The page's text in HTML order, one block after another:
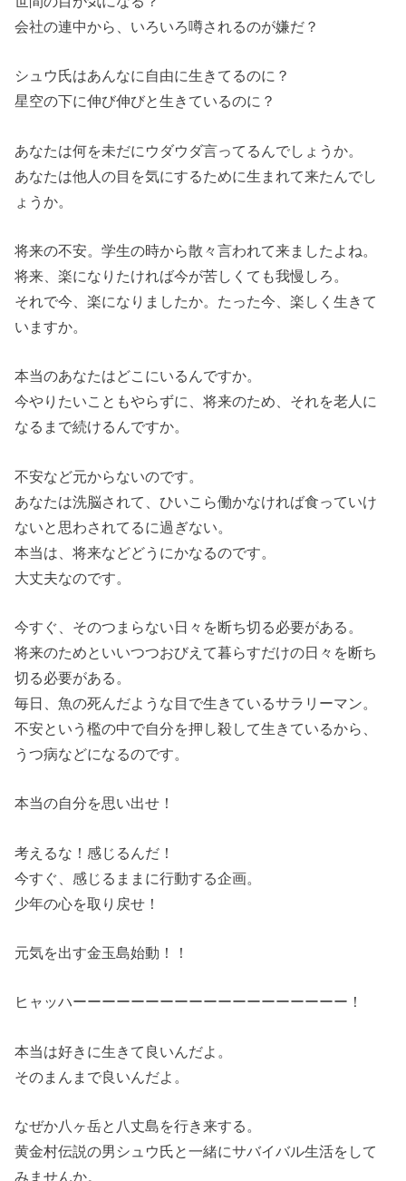
会社の連中から、いろいろ噂されるのが嫌だ？
シュウ氏はあんなに自由に生きてるのに？
星空の下に伸び伸びと生きているのに？
あなたは何を未だにウダウダ言ってるんでしょうか。
あなたは他人の目を気にするために生まれて来たんでし
ょうか。
将来の不安。学生の時から散々言われて来ましたよね。
将来、楽になりたければ今が苦しくても我慢しろ。
それで今、楽になりましたか。たった今、楽しく生きて
いますか。
本当のあなたはどこにいるんですか。
今やりたいこともやらずに、将来のため、それを老人に
なるまで続けるんですか。
不安など元からないのです。
あなたは洗脳されて、ひいこら働かなければ食っていけ
ないと思わされてるに過ぎない。
本当は、将来などどうにかなるのです。
大丈夫なのです。
今すぐ、そのつまらない日々を断ち切る必要がある。
将来のためといいつつおびえて暮らすだけの日々を断ち
切る必要がある。
毎日、魚の死んだような目で生きているサラリーマン。
不安という檻の中で自分を押し殺して生きているから、
うつ病などになるのです。
本当の自分を思い出せ！
考えるな！感じるんだ！
今すぐ、感じるままに行動する企画。
少年の心を取り戻せ！
元気を出す金玉島始動！！
ヒャッハーーーーーーーーーーーーーーーーーーー！
本当は好きに生きて良いんだよ。
そのまんまで良いんだよ。
なぜか八ヶ岳と八丈島を行き来する。
黄金村伝説の男シュウ氏と一緒にサバイバル生活をして
みませんか。